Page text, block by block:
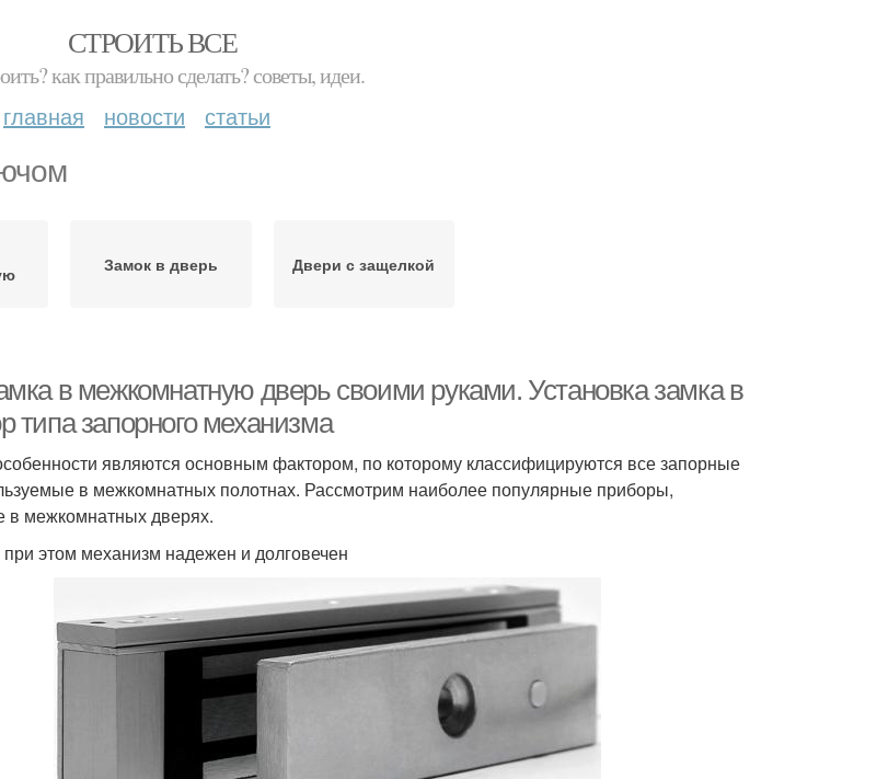
СТРОИТЬ ВСЕ
как правильно сделать? советы, идеи.
главная новости статьи
Замок в дверь Двери с защелкой
в межкомнатную дверь своими руками. Установка замка в
типа запорного механизма
являются основным фактором, по которому классифицируются все запорные
в межкомнатных полотнах. Рассмотрим наиболее популярные приборы,
в межкомнатных дверях.
при этом механизм надежен и долговечен